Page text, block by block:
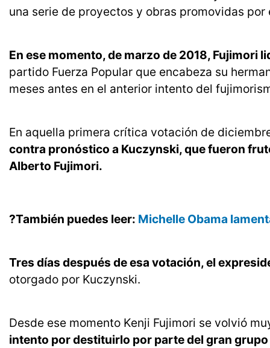
una serie de proyectos y obras promovidas
En ese momento, de marzo de 2018, Fujimori
partido Fuerza Popular que encabeza su
meses antes en el anterior intento del
En aquella primera crítica votación de
contra pronóstico a Kuczynski, que fueron
Alberto Fujimori.
?También puedes leer: Michelle Obama
Tres días después de esa votación, el
otorgado por Kuczynski.
Desde ese momento Kenji Fujimori se volvió
intento por destituirlo por parte del gran